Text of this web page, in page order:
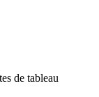
de tableau